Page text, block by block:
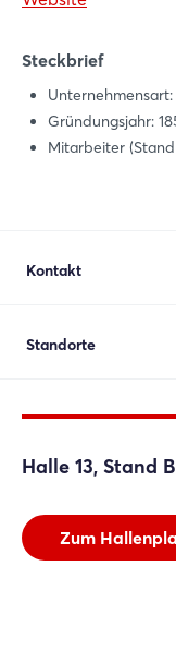
Steckbrief
Gründungsjahr:
Mitarbeiter
Kontakt
Deutschland
Telefon:+49 30 387-
Standorte
DE
Website
Halle 13, Stand
Zum
Login